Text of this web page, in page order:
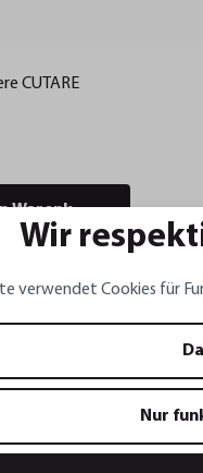
CUTARE
Warenkorb
Wir
verwendet Cookies für
Nur